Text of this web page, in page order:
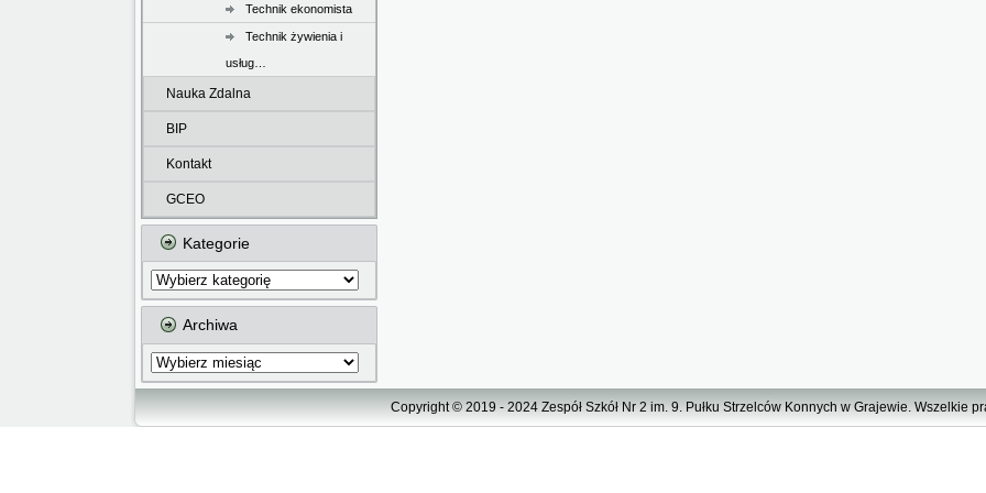
Technik ekonomista
Technik żywienia i
usług…
Nauka Zdalna
BIP
Kontakt
GCEO
Kategorie
Kategorie
Archiwa
Archiwa
Copyright © 2019 - 2024 Zespół Szkół Nr 2 im. 9. Pułku Strzelców Konnych w Grajewie. Wszelkie